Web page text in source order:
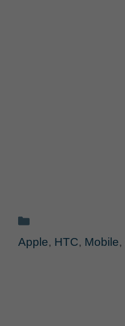
Apple, HTC, Mobile,